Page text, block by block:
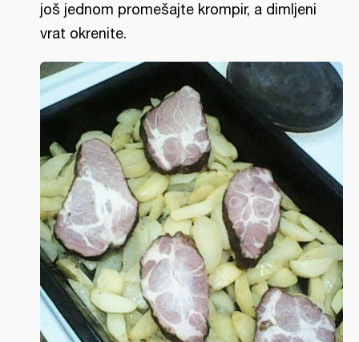
još jednom promešajte krompir, a dimljeni
vrat okrenite.